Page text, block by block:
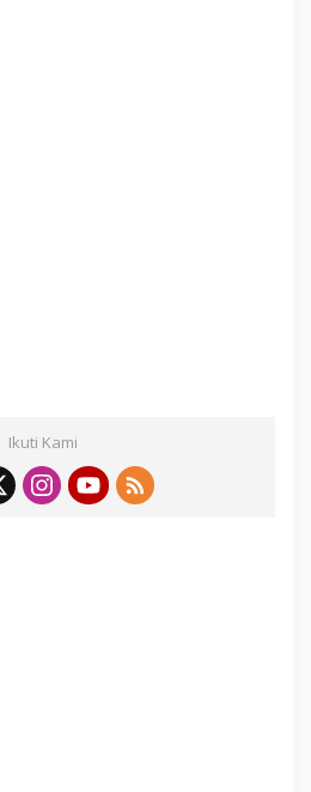
Ikuti Kami